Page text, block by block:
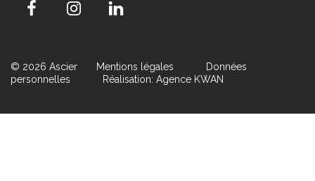
© 2026 Ascier Mentions légales
Données
personnelles
Réalisation: Agence KWAN